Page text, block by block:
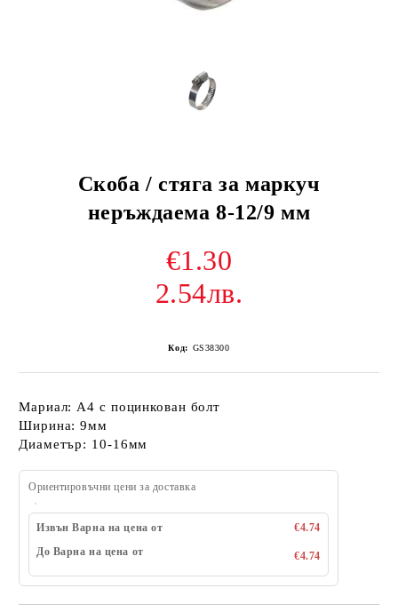
Скоба / стяга за маркуч
неръждаема 8-12/9 мм
€1.30
2.54лв.
Код: GS38300
Мариал: A4 с поцинкован болт
Ширина: 9мм
Диаметър: 10-16мм
Ориентировъчни цени за доставка
Извън Варна на цена от
€4.74
До Варна на цена от
€4.74